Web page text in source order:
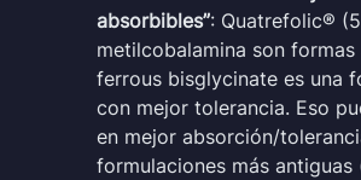
absorbibles”: Quatrefolic®
metilcobalamina son formas
ferrous bisglycinate es una
con mejor tolerancia. Eso
en mejor absorción/
formulaciones más